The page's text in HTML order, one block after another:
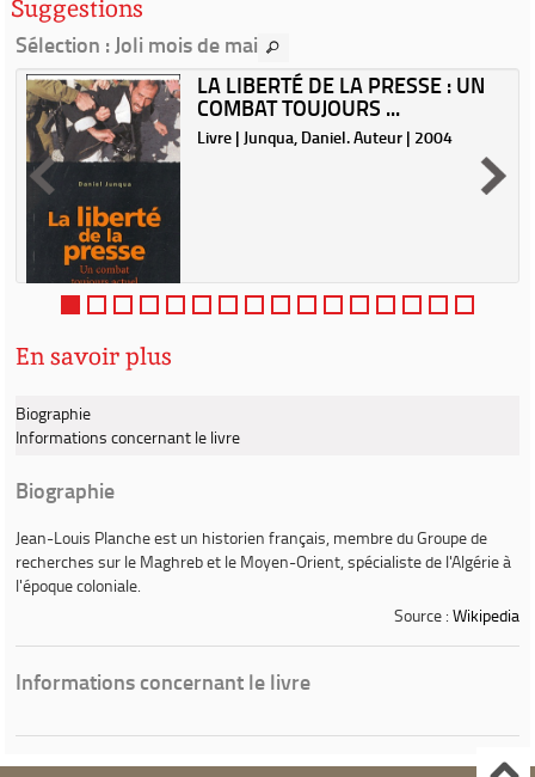
Suggestions
Sélection : Joli mois de mai
LA LIBERTÉ DE LA PRESSE : UN
COMBAT TOUJOURS ...
Livre | Junqua, Daniel. Auteur | 2004
En savoir plus
Biographie
Informations concernant le livre
Biographie
Jean-Louis Plancheest un historien français, membre du Groupe de
recherches sur le Maghreb et le Moyen-Orient, spécialiste de l'Algérie à
l'époque coloniale.
Source : Wikipedia
Informations concernant le livre